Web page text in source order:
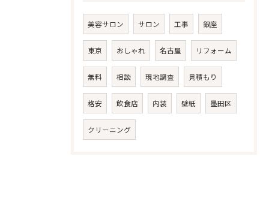
美容サロン サロン 工事 銀座
東京 おしゃれ 名古屋 リフォーム
無料 相談 現地調査 見積もり
格安 飲食店 内装 壁紙 墨田区
クリーニング